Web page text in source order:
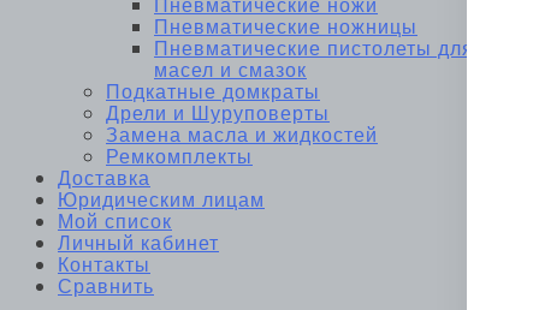
Пневматические ножницы
Пневматические пистолеты для
масел и смазок
Подкатные домкраты
Дрели и Шуруповерты
Замена масла и жидкостей
Ремкомплекты
Доставка
Юридическим лицам
Мой список
Личный кабинет
Контакты
Сравнить